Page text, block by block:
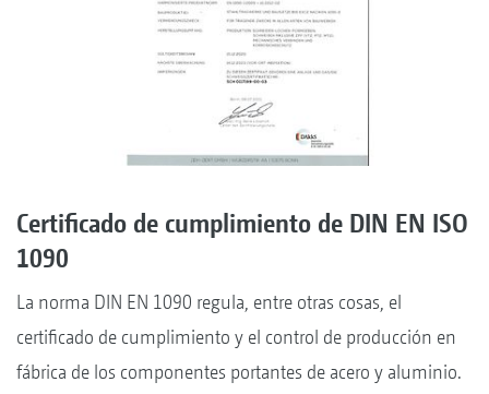
Certificado de cumplimiento de DIN EN ISO
1090
La norma DIN EN 1090 regula, entre otras cosas, el
certificado de cumplimiento y el control de producción en
fábrica de los componentes portantes de acero y aluminio.